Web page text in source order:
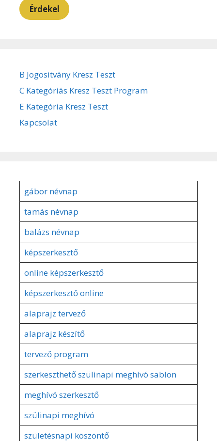
Érdekel
B Jogositvány Kresz Teszt
C Kategóriás Kresz Teszt Program
E Kategória Kresz Teszt
Kapcsolat
gábor névnap
tamás névnap
balázs névnap
képszerkesztő
online képszerkesztő
képszerkesztő online
alaprajz tervező
alaprajz készítő
tervező program
szerkeszthető szülinapi meghívó sablon
meghívó szerkesztő
szülinapi meghívó
születésnapi köszöntő